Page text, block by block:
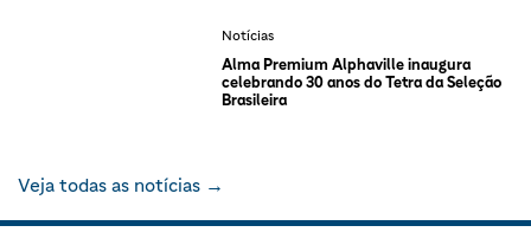
Notícias
Alma Premium Alphaville inaugura
celebrando 30 anos do Tetra da Seleção
Brasileira
Veja todas as notícias →